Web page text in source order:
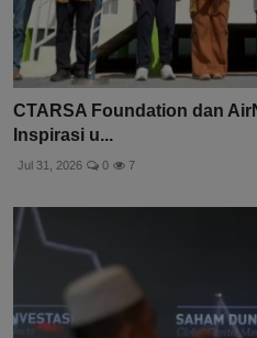
CTARSA Foundation dan
Inspirasi u...
Jul 31, 2026 0 7